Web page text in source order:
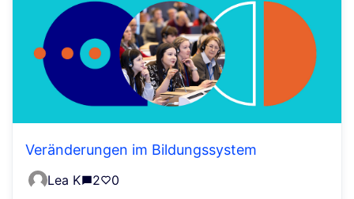
Veränderungen im Bildungssystem
Lea K 2 0